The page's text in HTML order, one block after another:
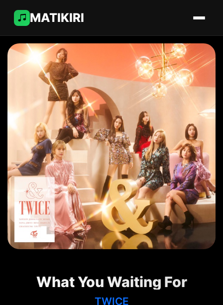
MATIKIRI
What You Waiting For
TWICE